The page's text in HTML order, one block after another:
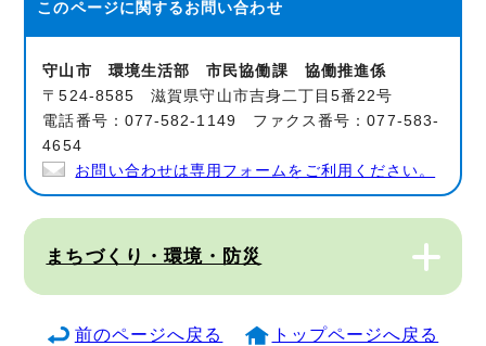
このページに関するお問い合わせ
守山市 環境生活部 市民協働課 協働推進係
〒524-8585 滋賀県守山市吉身二丁目5番22号
電話番号：077-582-1149 ファクス番号：077-583-
4654
お問い合わせは専用フォームをご利用ください。
まちづくり・環境・防災
前のページへ戻る トップページへ戻る